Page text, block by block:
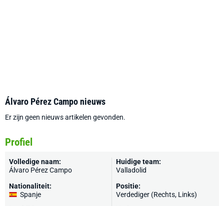
Álvaro Pérez Campo nieuws
Er zijn geen nieuws artikelen gevonden.
Profiel
Volledige naam:
Álvaro Pérez Campo
Nationaliteit:
Spanje
Huidige team:
Valladolid
Positie:
Verdediger (Rechts, Links)